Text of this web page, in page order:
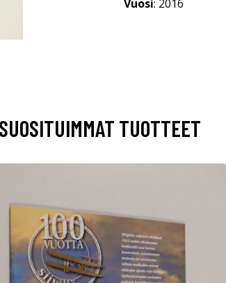
Vuosi: 2016
SUOSITUIMMAT TUOTTEET